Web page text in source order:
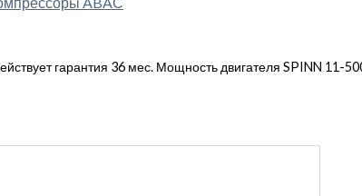
гарантия 36 мес. Мощность двигателя SPINN 11-